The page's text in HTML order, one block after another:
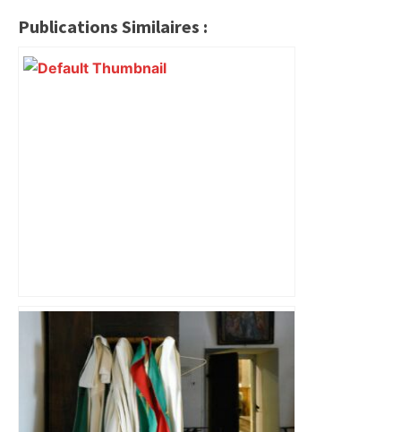
Publications Similaires :
Mort mystérieuse près de Toulouse :
une émission de M6 revient sur l'affaire
Christian Abraham, retrouvé la gorge
tranchée et recouvert de feuilles il y a
deux ans – ladepeche.fr